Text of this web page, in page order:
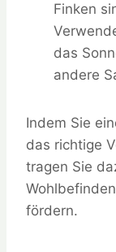
Finken
das
andere
Indem Sie
das richtige
tragen Sie
fördern.